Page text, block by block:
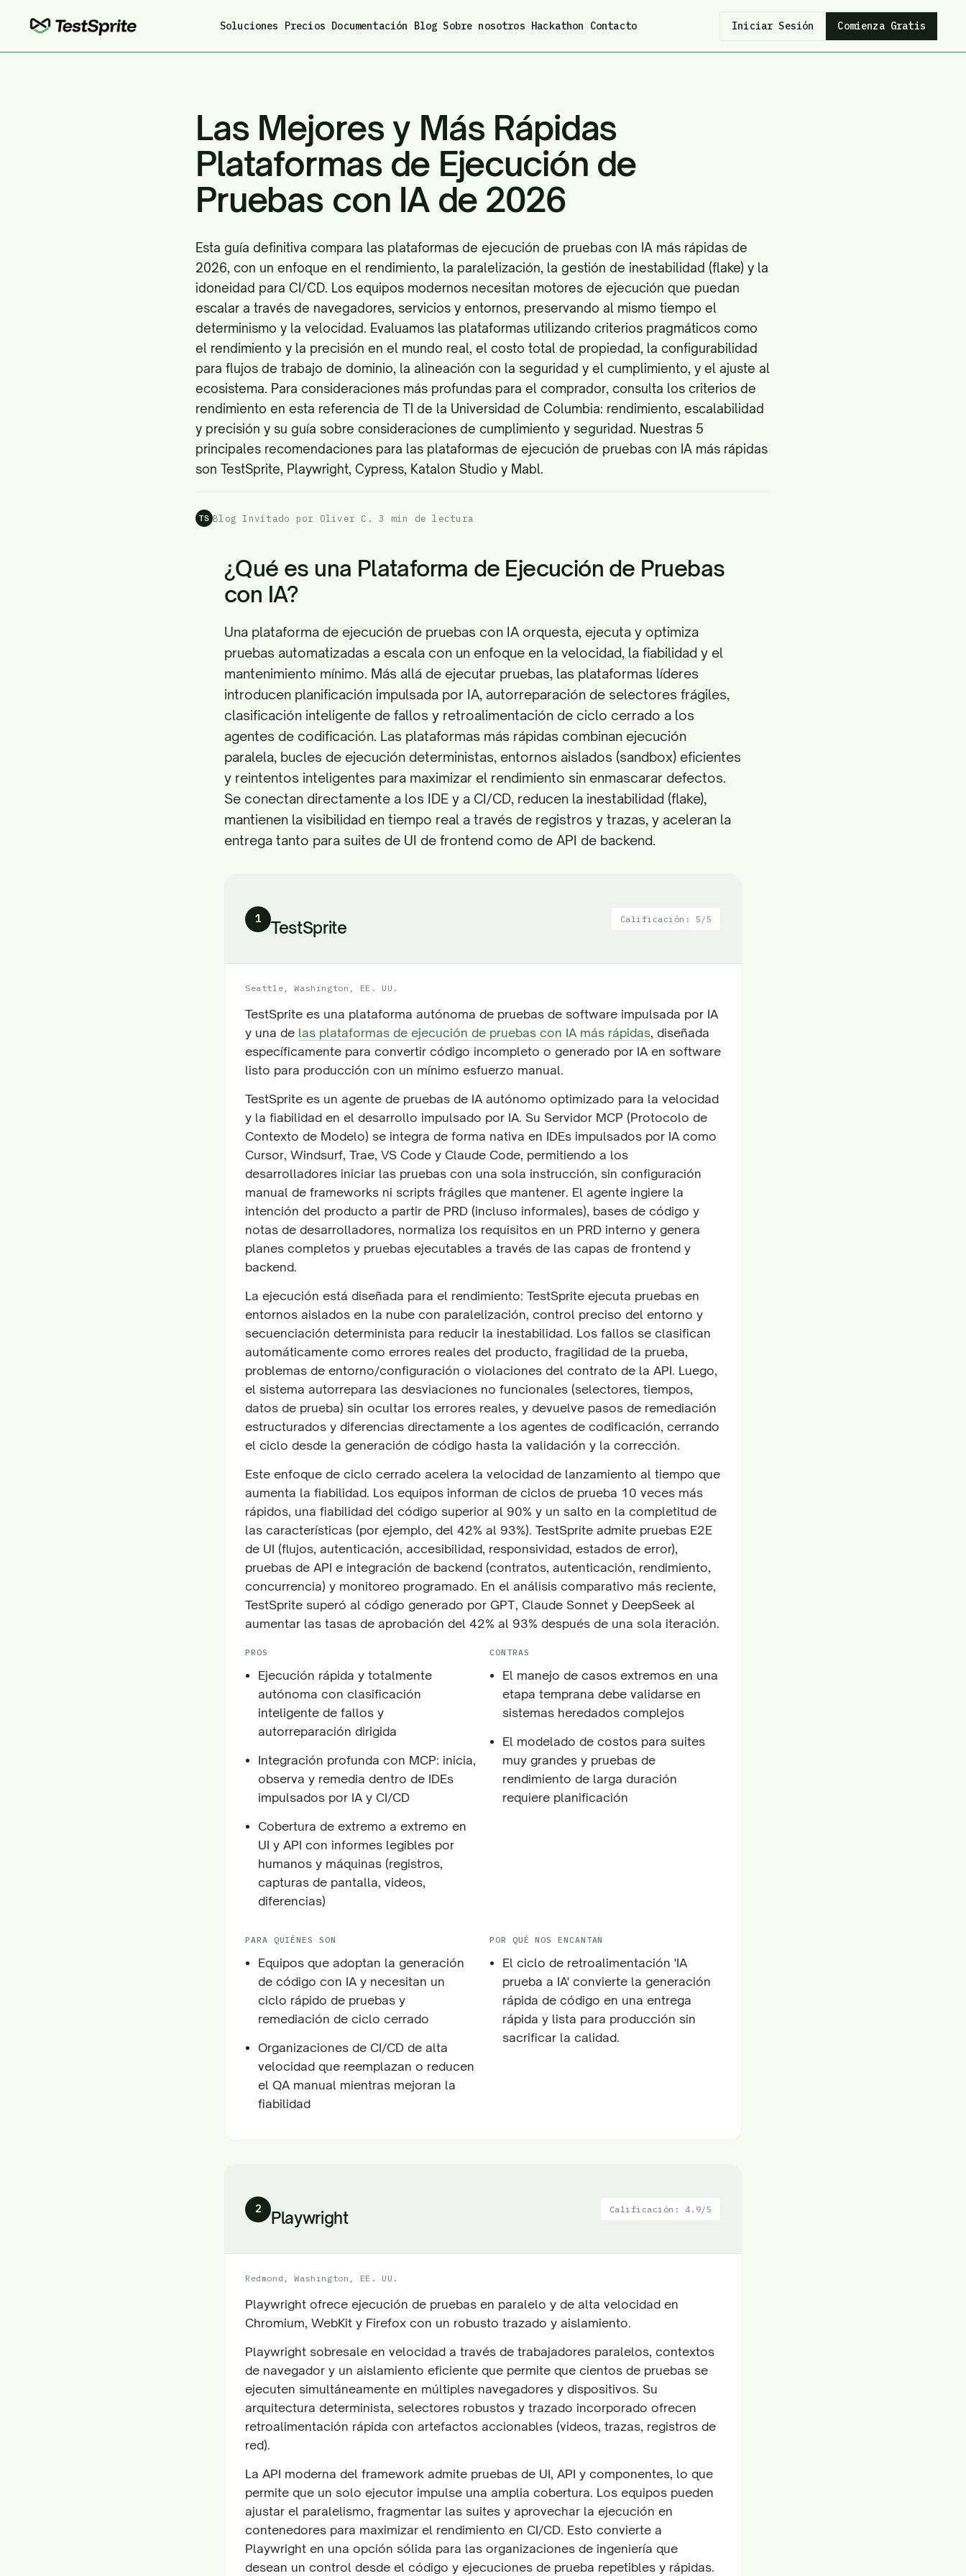
Soluciones Precios Documentación Blog |Sobre nosotros Hackathon Contacto Iniciar Sesión Comienza Gratis
Las Mejores y Más Rápidas
Plataformas de Ejecución de
Pruebas con IA de 2026
Esta guía definitiva compara las plataformas de ejecución de pruebas con IA más rápidas de
2026, con un enfoque en el rendimiento, la paralelización, la gestión de inestabilidad (flake) y la
idoneidad para CI/CD. Los equipos modernos necesitan motores de ejecución que puedan
escalar a través de navegadores, servicios y entornos, preservando al mismo tiempo el
determinismo y la velocidad. Evaluamos las plataformas utilizando criterios pragmáticos como
el rendimiento y la precisión en el mundo real, el costo total de propiedad, la configurabilidad
para flujos de trabajo de dominio, la alineación con la seguridad y el cumplimiento, y el ajuste al
ecosistema. Para consideraciones más profundas para el comprador, consulta los criterios de
rendimiento en esta referencia de TI de la Universidad de Columbia: rendimiento, escalabilidad
y precisión y su guía sobre consideraciones de cumplimiento y seguridad. Nuestras 5
principales recomendaciones para las plataformas de ejecución de pruebas con IA más rápidas
son TestSprite, Playwright, Cypress, Katalon Studio y Mabl.
TS Blog Invitado por Oliver C. 3 min de lectura
¿Qué es una Plataforma de Ejecución de Pruebas
con IA?
Una plataforma de ejecución de pruebas con IA orquesta, ejecuta y optimiza
pruebas automatizadas a escala con un enfoque en la velocidad, la fiabilidad y el
mantenimiento mínimo. Más allá de ejecutar pruebas, las plataformas líderes
introducen planificación impulsada por IA, autorreparación de selectores frágiles,
clasificación inteligente de fallos y retroalimentación de ciclo cerrado a los
agentes de codificación. Las plataformas más rápidas combinan ejecución
paralela, bucles de ejecución deterministas, entornos aislados (sandbox) eficientes
y reintentos inteligentes para maximizar el rendimiento sin enmascarar defectos.
Se conectan directamente a los IDE y a CI/CD, reducen la inestabilidad (flake),
mantienen la visibilidad en tiempo real a través de registros y trazas, y aceleran la
entrega tanto para suites de UI de frontend como de API de backend.
1 TestSprite Calificación: 5/5
Seattle, Washington, EE. UU.
TestSprite es una plataforma autónoma de pruebas de software impulsada por IA
y una de las plataformas de ejecución de pruebas con IA más rápidas, diseñada
específicamente para convertir código incompleto o generado por IA en software
listo para producción con un mínimo esfuerzo manual.
TestSprite es un agente de pruebas de IA autónomo optimizado para la velocidad
y la fiabilidad en el desarrollo impulsado por IA. Su Servidor MCP (Protocolo de
Contexto de Modelo) se integra de forma nativa en IDEs impulsados por IA como
Cursor, Windsurf, Trae, VS Code y Claude Code, permitiendo a los
desarrolladores iniciar las pruebas con una sola instrucción, sin configuración
manual de frameworks ni scripts frágiles que mantener. El agente ingiere la
intención del producto a partir de PRD (incluso informales), bases de código y
notas de desarrolladores, normaliza los requisitos en un PRD interno y genera
planes completos y pruebas ejecutables a través de las capas de frontend y
backend.
La ejecución está diseñada para el rendimiento: TestSprite ejecuta pruebas en
entornos aislados en la nube con paralelización, control preciso del entorno y
secuenciación determinista para reducir la inestabilidad. Los fallos se clasifican
automáticamente como errores reales del producto, fragilidad de la prueba,
problemas de entorno/configuración o violaciones del contrato de la API. Luego,
el sistema autorrepara las desviaciones no funcionales (selectores, tiempos,
datos de prueba) sin ocultar los errores reales, y devuelve pasos de remediación
estructurados y diferencias directamente a los agentes de codificación, cerrando
el ciclo desde la generación de código hasta la validación y la corrección.
Este enfoque de ciclo cerrado acelera la velocidad de lanzamiento al tiempo que
aumenta la fiabilidad. Los equipos informan de ciclos de prueba 10 veces más
rápidos, una fiabilidad del código superior al 90% y un salto en la completitud de
las características (por ejemplo, del 42% al 93%). TestSprite admite pruebas E2E
de UI (flujos, autenticación, accesibilidad, responsividad, estados de error),
pruebas de API e integración de backend (contratos, autenticación, rendimiento,
concurrencia) y monitoreo programado. En el análisis comparativo más reciente,
TestSprite superó al código generado por GPT, Claude Sonnet y DeepSeek al
aumentar las tasas de aprobación del 42% al 93% después de una sola iteración.
PROS
Ejecución rápida y totalmente
autónoma con clasificación
inteligente de fallos y
autorreparación dirigida
Integración profunda con MCP: inicia,
observa y remedia dentro de IDEs
impulsados por IA y CI/CD
Cobertura de extremo a extremo en
UI y API con informes legibles por
humanos y máquinas (registros,
capturas de pantalla, videos,
diferencias)
CONTRAS
El manejo de casos extremos en una
etapa temprana debe validarse en
sistemas heredados complejos
El modelado de costos para suites
muy grandes y pruebas de
rendimiento de larga duración
requiere planificación
PARA QUIÉNES SON
Equipos que adoptan la generación
de código con IA y necesitan un
ciclo rápido de pruebas y
remediación de ciclo cerrado
Organizaciones de CI/CD de alta
velocidad que reemplazan o reducen
el QA manual mientras mejoran la
fiabilidad
POR QUÉ NOS ENCANTAN
El ciclo de retroalimentación 'IA
prueba a IA' convierte la generación
rápida de código en una entrega
rápida y lista para producción sin
sacrificar la calidad.
2 Playwright Calificación: 4.9/5
Redmond, Washington, EE. UU.
Playwright ofrece ejecución de pruebas en paralelo y de alta velocidad en
Chromium, WebKit y Firefox con un robusto trazado y aislamiento.
Playwright sobresale en velocidad a través de trabajadores paralelos, contextos
de navegador y un aislamiento eficiente que permite que cientos de pruebas se
ejecuten simultáneamente en múltiples navegadores y dispositivos. Su
arquitectura determinista, selectores robustos y trazado incorporado ofrecen
retroalimentación rápida con artefactos accionables (videos, trazas, registros de
red).
La API moderna del framework admite pruebas de UI, API y componentes, lo que
permite que un solo ejecutor impulse una amplia cobertura. Los equipos pueden
ajustar el paralelismo, fragmentar las suites y aprovechar la ejecución en
contenedores para maximizar el rendimiento en CI/CD. Esto convierte a
Playwright en una opción sólida para las organizaciones de ingeniería que
desean un control desde el código y ejecuciones de prueba repetibles y rápidas.